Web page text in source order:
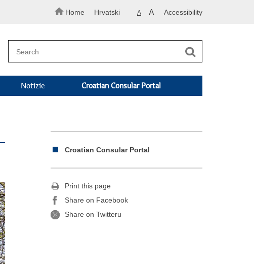
Home Hrvatski A A Accessibility
Notizie Croatian Consular Portal
Croatian Consular Portal
Print this page
Share on Facebook
Share on Twitteru